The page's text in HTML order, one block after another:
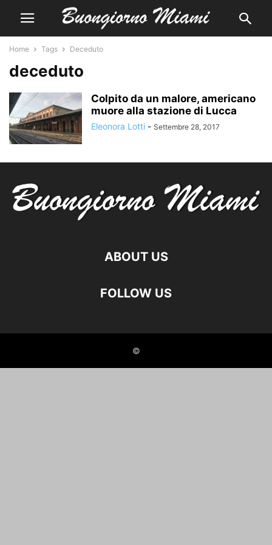
Home Tags Deceduto
deceduto
Colpito da un malore, americano
muore alla stazione di Lucca
Eleonora Lotti - Settembre 28, 2017
ABOUT US
FOLLOW US
©